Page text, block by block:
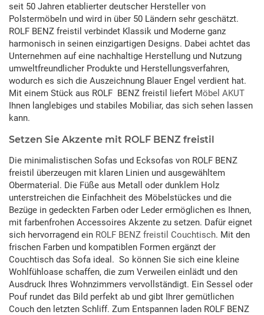
seit 50 Jahren etablierter deutscher Hersteller von
Polstermöbeln und wird in über 50 Ländern sehr geschätzt.
ROLF BENZ freistil verbindet Klassik und Moderne ganz
harmonisch in seinen einzigartigen Designs. Dabei achtet das
Unternehmen auf eine nachhaltige Herstellung und Nutzung
umweltfreundlicher Produkte und Herstellungsverfahren,
wodurch es sich die Auszeichnung Blauer Engel verdient hat.
Mit einem Stück aus ROLF BENZ freistil liefert Möbel AKUT
Ihnen langlebiges und stabiles Mobiliar, das sich sehen lassen
kann.
Setzen Sie Akzente mit ROLF BENZ freistil
Die minimalistischen Sofas und Ecksofas von ROLF BENZ
freistil überzeugen mit klaren Linien und ausgewähltem
Obermaterial. Die Füße aus Metall oder dunklem Holz
unterstreichen die Einfachheit des Möbelstückes und die
Bezüge in gedeckten Farben oder Leder ermöglichen es Ihnen,
mit farbenfrohen Accessoires Akzente zu setzen. Dafür eignet
sich hervorragend ein ROLF BENZ freistil Couchtisch. Mit den
frischen Farben und kompatiblen Formen ergänzt der
Couchtisch das Sofa ideal. So können Sie sich eine kleine
Wohlfühloase schaffen, die zum Verweilen einlädt und den
Ausdruck Ihres Wohnzimmers vervollständigt. Ein Sessel oder
Pouf rundet das Bild perfekt ab und gibt Ihrer gemütlichen
Couch den letzten Schliff. Zum Entspannen laden ROLF BENZ